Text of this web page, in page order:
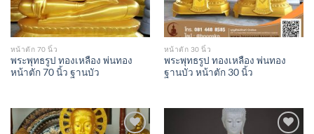
หน้าตัก 70 นิ้ว
พระพุทธรูป ทองเหลือง พ่นทอง
หน้าตัก 70 นิ้ว ฐานบัว
หน้าตัก 30 นิ้ว
พระพุทธรูป ทองเหลือง พ่นทอง
ฐานบัว หน้าตัก 30 นิ้ว